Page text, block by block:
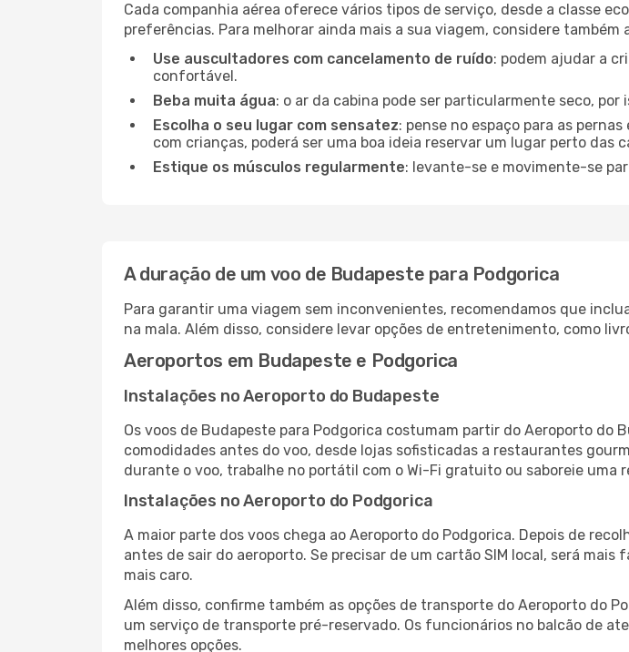
Cada companhia aérea oferece vários tipos de serviço, desde a classe
preferências. Para melhorar ainda mais a sua viagem, considere também
Use auscultadores com cancelamento de ruído: podem ajudar a
confortável.
Beba muita água: o ar da cabina pode ser particularmente seco,
Escolha o seu lugar com sensatez: pense no espaço para as
com crianças, poderá ser uma boa ideia reservar um lugar perto das
Estique os músculos regularmente: levante-se e movimente-se
A duração de um voo de Budapeste para Podgorica
Para garantir uma viagem sem inconvenientes, recomendamos que
na mala. Além disso, considere levar opções de entretenimento, como
Aeroportos em Budapeste e Podgorica
Instalações no Aeroporto do Budapeste
Os voos de Budapeste para Podgorica costumam partir do Aeroporto do
comodidades antes do voo, desde lojas sofisticadas a restaurantes
durante o voo, trabalhe no portátil com o Wi-Fi gratuito ou saboreie uma
Instalações no Aeroporto do Podgorica
A maior parte dos voos chega ao Aeroporto do Podgorica. Depois de
antes de sair do aeroporto. Se precisar de um cartão SIM local, será
mais caro.
Além disso, confirme também as opções de transporte do Aeroporto do
um serviço de transporte pré-reservado. Os funcionários no balcão de
melhores opções.